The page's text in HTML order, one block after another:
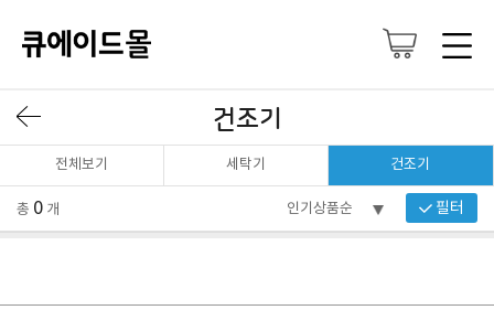
건조기
전체보기 세탁기 건조기
총 0 개 필터